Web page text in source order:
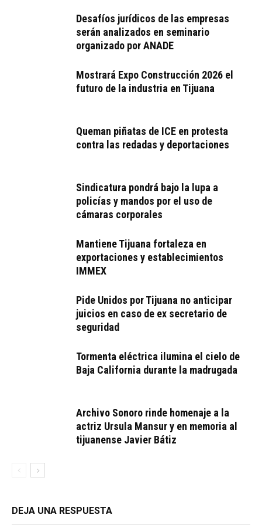
Desafíos jurídicos de las empresas
serán analizados en seminario
organizado por ANADE
Mostrará Expo Construcción 2026 el
futuro de la industria en Tijuana
Queman piñatas de ICE en protesta
contra las redadas y deportaciones
Sindicatura pondrá bajo la lupa a
policías y mandos por el uso de
cámaras corporales
Mantiene Tijuana fortaleza en
exportaciones y establecimientos
IMMEX
Pide Unidos por Tijuana no anticipar
juicios en caso de ex secretario de
seguridad
Tormenta eléctrica ilumina el cielo de
Baja California durante la madrugada
Archivo Sonoro rinde homenaje a la
actriz Ursula Mansur y en memoria al
tijuanense Javier Bátiz
DEJA UNA RESPUESTA